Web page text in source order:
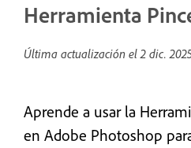
Herramienta
Última actualización el2 dic.
Aprende a usar la
en Adobe Photoshop